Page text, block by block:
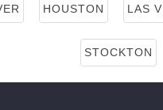
HOUSTON LAS
STOCKTON